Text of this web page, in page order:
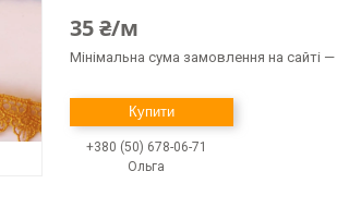
35 ₴/м
Мінімальна сума замовлення на сайті —
Купити
+380 (50) 678-06-71
Ольга